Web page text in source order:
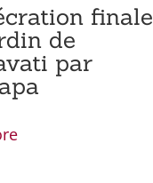
finale
de
par